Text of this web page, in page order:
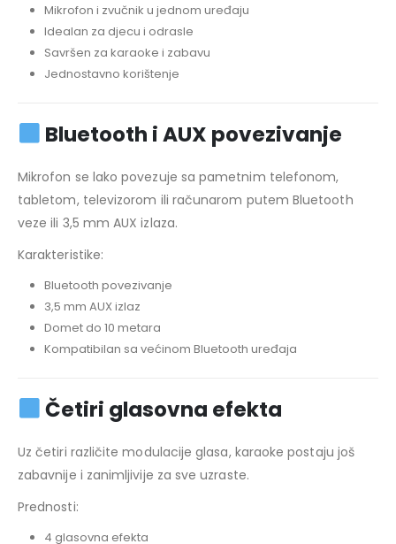
Mikrofon i zvučnik u jednom uređaju
Idealan za djecu i odrasle
Savršen za karaoke i zabavu
Jednostavno korištenje
Bluetooth i AUX povezivanje
Mikrofon se lako povezuje sa pametnim telefonom,
tabletom, televizorom ili računarom putem Bluetooth
veze ili 3,5 mm AUX izlaza.
Karakteristike:
Bluetooth povezivanje
3,5 mm AUX izlaz
Domet do 10 metara
Kompatibilan sa većinom Bluetooth uređaja
Četiri glasovna efekta
Uz četiri različite modulacije glasa, karaoke postaju još
zabavnije i zanimljivije za sve uzraste.
Prednosti:
4 glasovna efekta